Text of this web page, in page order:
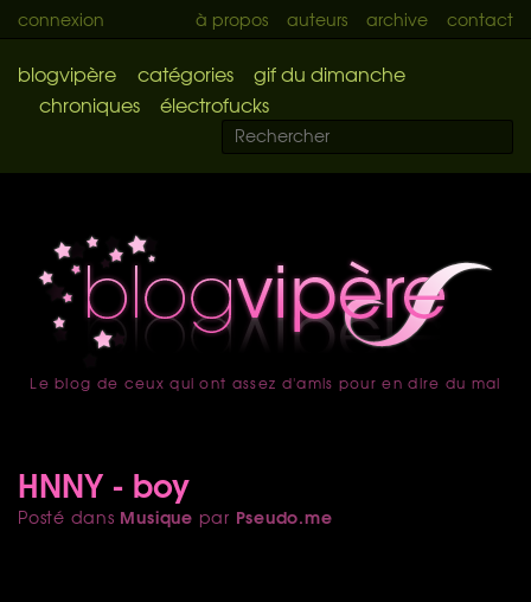
connexion à propos auteurs archive contact
blogvipère catégories
gif du dimanche
chroniques
électrofucks
accueil
Le blog de ceux qui ont assez d'amis pour en dire du mal
HNNY - boy
Posté dans Musique par Pseudo.me